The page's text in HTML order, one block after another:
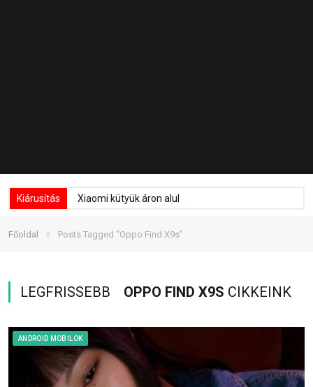
Kiárusítás Xiaomi kütyük áron alul
Főoldal » Posts Tagged "Oppo Find X9s"
LEGFRISSEBB OPPO FIND X9S CIKKEINK
ANDROID MOBILOK